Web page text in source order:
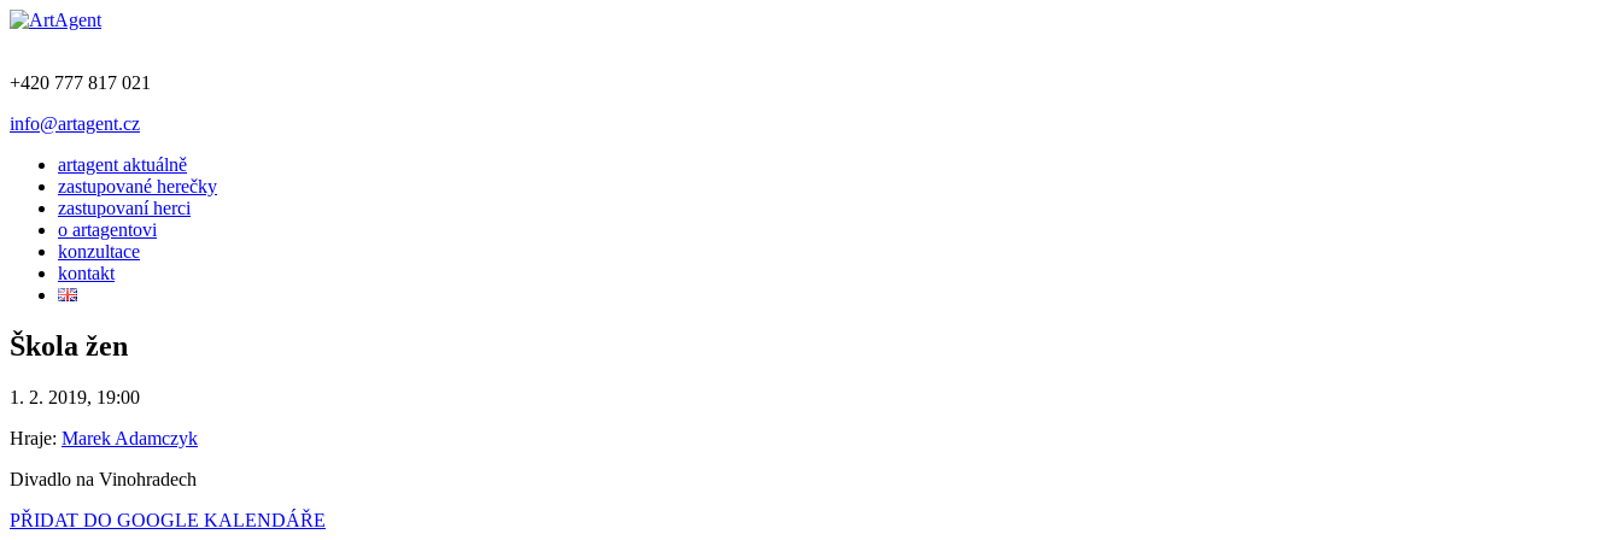
+420 777 817 021
info@artagent.cz
artagent aktuálně
zastupované herečky
zastupovaní herci
o artagentovi
konzultace
kontakt
Škola žen
1. 2. 2019, 19:00
Hraje: Marek Adamczyk
Divadlo na Vinohradech
PŘIDAT DO GOOGLE KALENDÁŘE